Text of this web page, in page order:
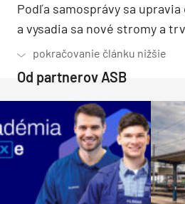
Podľa samosprávy sa
a vysadia sa nové stromy a
Od partnerov ASB